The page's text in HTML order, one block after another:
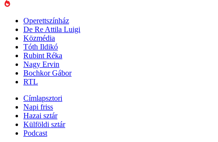
Operettszínház
De Re Attila Luigi
Közmédia
Tóth Ildikó
Rubint Réka
Nagy Ervin
Bochkor Gábor
RTL
Címlapsztori
Napi friss
Hazai sztár
Külföldi sztár
Podcast